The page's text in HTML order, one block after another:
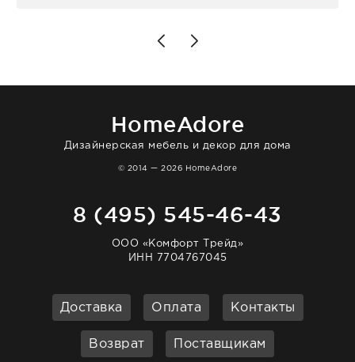
Позже заказывала остальные приборы -
доставили сдэком на следующий день к
отвечает очень быстро. Взаимодействием
HomeAdore
Дизайнерская мебель и декор для дома
© 2014 — 2026 HomeAdore
8 (495) 545-46-43
ООО «Комфорт Трейд»
ИНН 7704767045
Доставка Оплата Контакты
Возврат Поставщикам